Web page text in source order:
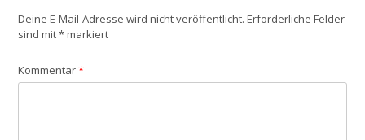
Deine E-Mail-Adresse wird nicht veröffentlicht. Erforderliche Felder
sind mit*markiert
Kommentar*